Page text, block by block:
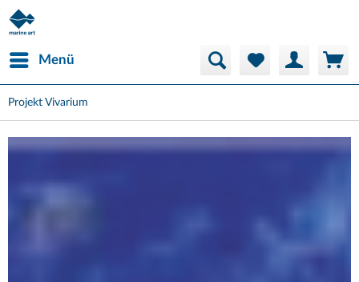
Menü
Projekt Vivarium